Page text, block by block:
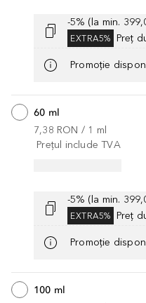
-5% (la min.
EXTRA5% Preț
Promoție
60 ml
7,38 RON / 1 ml
Prețul include TVA
-5% (la min.
EXTRA5% Preț
Promoție
100 ml